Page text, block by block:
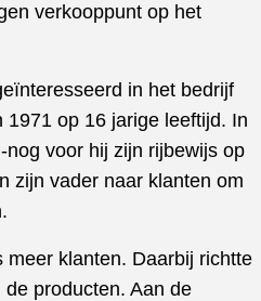
verkooppunt op het
in het bedrijf
op 16 jarige leeftijd. In
voor hij zijn rijbewijs op
zijn vader naar klanten om
klanten. Daarbij richtte
producten. Aan de